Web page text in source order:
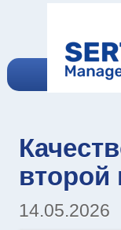
второй
14.05.2026